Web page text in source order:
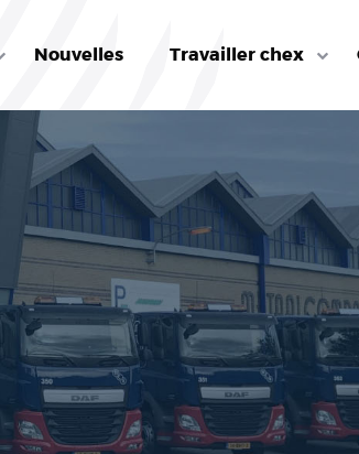
Nouvelles Travailler chex